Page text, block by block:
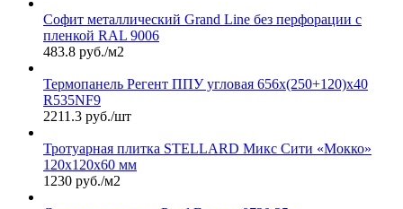
Софит металлический Grand Line без перфорации с
пленкой RAL 9006
483.8 руб./м2
Термопанель Регент ППУ угловая 656х(250+120)х40
R535NF9
2211.3 руб./шт
Тротуарная плитка STELLARD Микс Сити «Мокко»
120х120х60 мм
1230 руб./м2